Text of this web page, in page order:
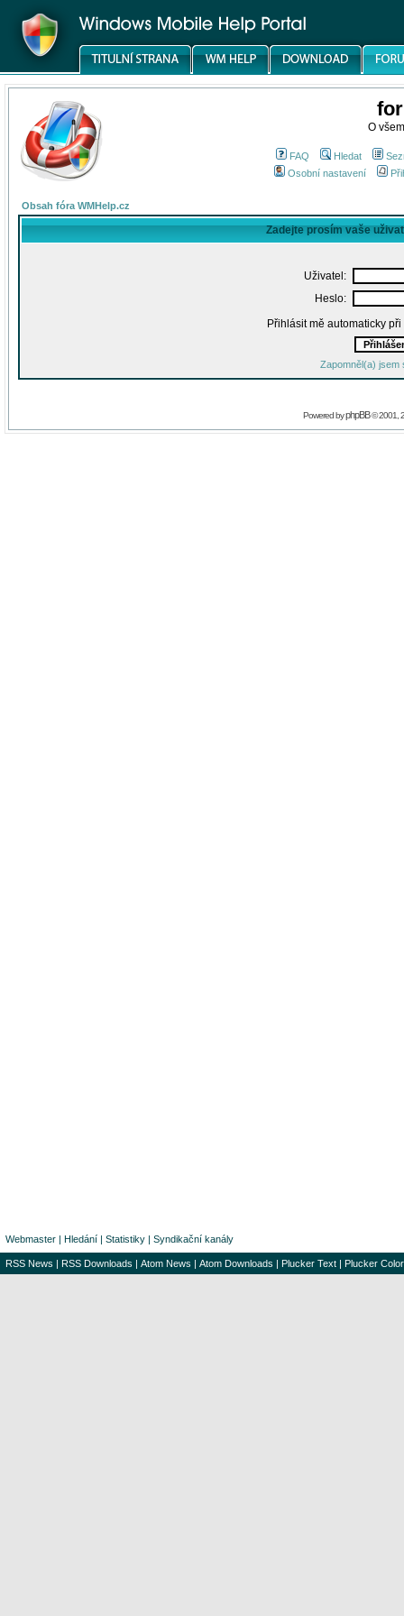
O
FAQ Hledat
Osobní nastavení
Obsah fóra WMHelp.cz
Zadejte prosím vaše
Uživatel:
Heslo:
Přihlásit mě automaticky
Zapomněl(a) jsem
Powered byphpBB© 2001,
Webmaster | Hledání | Statistiky | Syndikační kanály
RSS News | RSS Downloads | Atom News | Atom Downloads | Plucker Text | Plucker Color